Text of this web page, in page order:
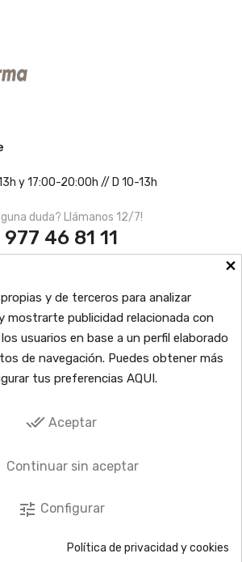
y 17:00-20:00h // D 10-13h
duda? Llámanos 12/7!
46 81 11

×
y de terceros para analizar
mostrarte publicidad relacionada con
usuarios en base a un perfil elaborado
de navegación. Puedes obtener más
tus preferencias AQUI.
done_all Aceptar
Continuar sin aceptar
tune Configurar
Política de privacidad y cookies